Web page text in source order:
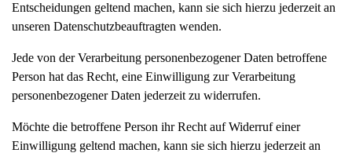
Entscheidungen geltend machen, kann sie sich hierzu jederzeit an
unseren Datenschutzbeauftragten wenden.
Jede von der Verarbeitung personenbezogener Daten betroffene
Person hat das Recht, eine Einwilligung zur Verarbeitung
personenbezogener Daten jederzeit zu widerrufen.
Möchte die betroffene Person ihr Recht auf Widerruf einer
Einwilligung geltend machen, kann sie sich hierzu jederzeit an